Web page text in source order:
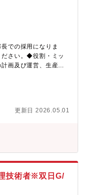
での採用になりま
さい。◆役割・ミッ
画及び運営、生産性
いたします。◆具体
要求を満たすレイア
む）、設備（メンテ
れやコミュニケーショ
ラインがあり、焼き
出している課題解決
更新日 2026.05.01
技術者※双日G/